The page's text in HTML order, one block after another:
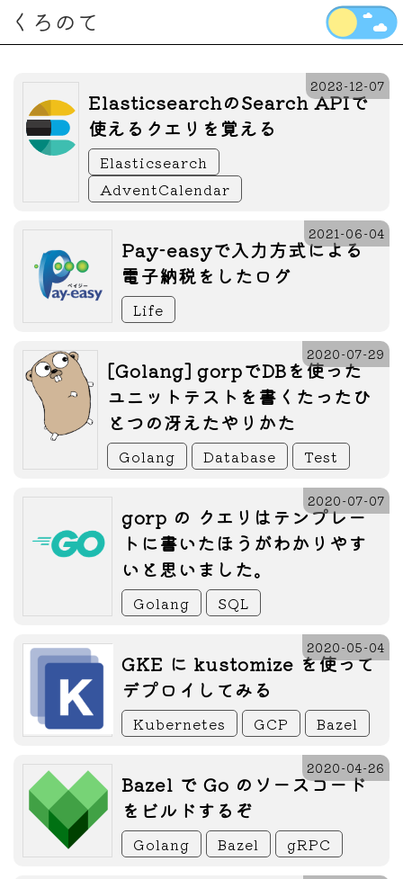
くろのて
ElasticsearchのSearch APIで
使えるクエリを覚える
2023-12-07
Elasticsearch
AdventCalendar
Pay-easyで入力方式による
電子納税をしたログ
2021-06-04
Life
[Golang] gorpでDBを使った
ユニットテストを書くたったひ
とつの冴えたやりかた
2020-07-29
Golang Database Test
gorp の クエリはテンプレー
トに書いたほうがわかりやす
いと思いました。
2020-07-07
Golang SQL
GKE に kustomize を使って
デプロイしてみる
2020-05-04
Kubernetes GCP Bazel
Bazel で Go のソースコード
をビルドするぞ
2020-04-26
Golang Bazel gRPC